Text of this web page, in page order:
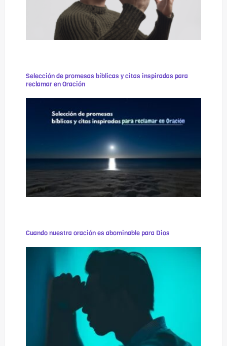
Selección de promesas bíblicas y citas inspiradas para
reclamar en Oración
Cuando nuestra oración es abominable para Dios